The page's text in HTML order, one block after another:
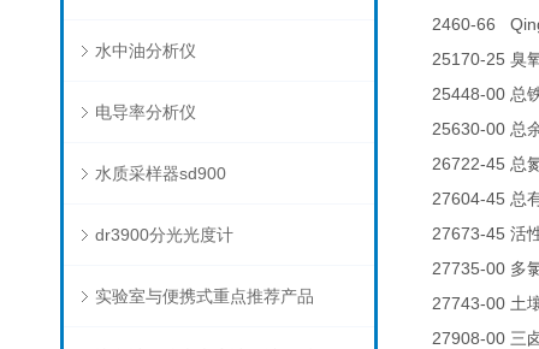
水中油分析仪
电导率分析仪
水质采样器sd900
dr3900分光光度计
实验室与便携式重点推荐产品
2460-66
25170-25 臭
25448-00 总
25630-00 总
26722-45 总
27604-45 总
27673-45 活
27735-00 多
27743-00 土
27908-00 三